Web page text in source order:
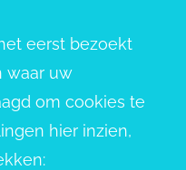
eerst bezoekt
waar uw
om cookies te
hier inzien,